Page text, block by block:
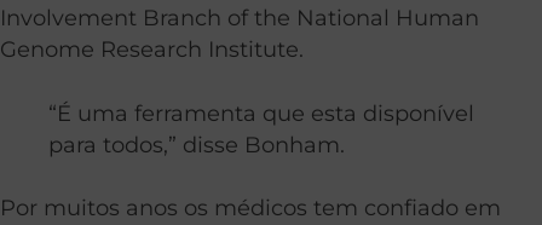
Involvement Branch of the National Human
Genome Research Institute.
“É uma ferramenta que esta disponível
para todos,” disse Bonham.
Por muitos anos os médicos tem confiado em